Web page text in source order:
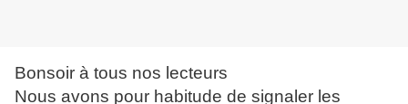
Bonsoir à tous nos lecteurs
Nous avons pour habitude de signaler les